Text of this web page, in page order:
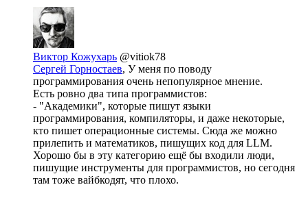
Виктор Кожухарь @vitiok78
Сергей Горностаев, У меня по поводу
программирования очень непопулярное мнение.
Есть ровно два типа программистов:
- "Академики", которые пишут языки
программирования, компиляторы, и даже некоторые,
кто пишет операционные системы. Сюда же можно
прилепить и математиков, пишущих код для LLM.
Хорошо бы в эту категорию ещё бы входили люди,
пишущие инструменты для программистов, но сегодня
там тоже вайбкодят, что плохо.